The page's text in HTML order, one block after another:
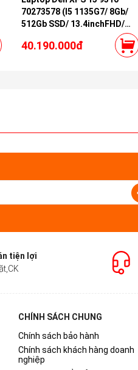
70273578 (I5 1135G7/ 8Gb/
512Gb SSD/ 13.4inchFHD/
Office HS21 + McAfee LS/
40.190.000đ
tiện lợi
CHÍNH SÁCH CHUNG
Chính sách bảo hành
Chính sách khách hàng doanh
nghiệp